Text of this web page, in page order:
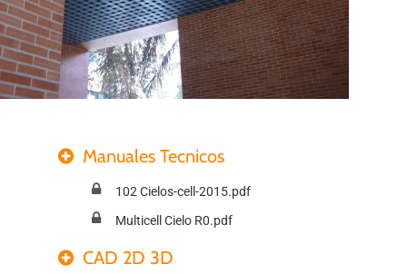
Manuales Tecnicos
102 Cielos-cell-2015.pdf
Multicell Cielo R0.pdf
CAD 2D 3D